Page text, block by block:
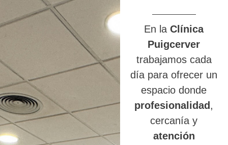
En laClínica
Puigcerver
trabajamos cada
día para ofrecer un
espacio donde
profesionalidad ,
cercanía y
atención